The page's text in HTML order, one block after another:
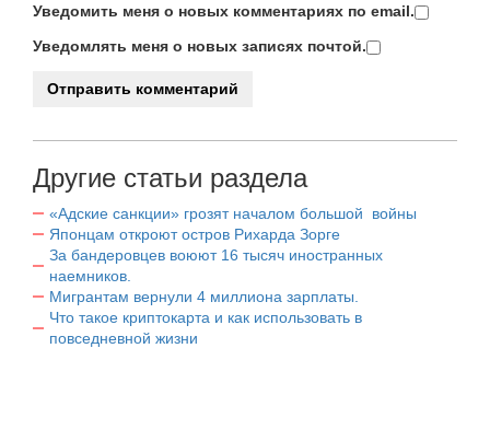
Уведомить меня о новых комментариях по email.
Уведомлять меня о новых записях почтой.
Другие статьи раздела
«Адские санкции» грозят началом большой войны
Японцам откроют остров Рихарда Зорге
За бандеровцев воюют 16 тысяч иностранных
наемников.
Мигрантам вернули 4 миллиона зарплаты.
Что такое криптокарта и как использовать в
повседневной жизни